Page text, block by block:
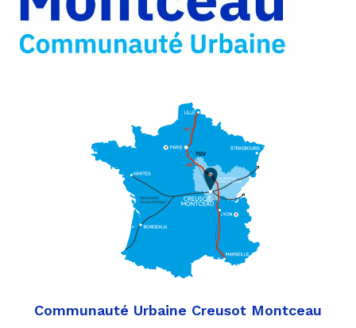
e-
mail
Communauté Urbaine Creusot Montceau